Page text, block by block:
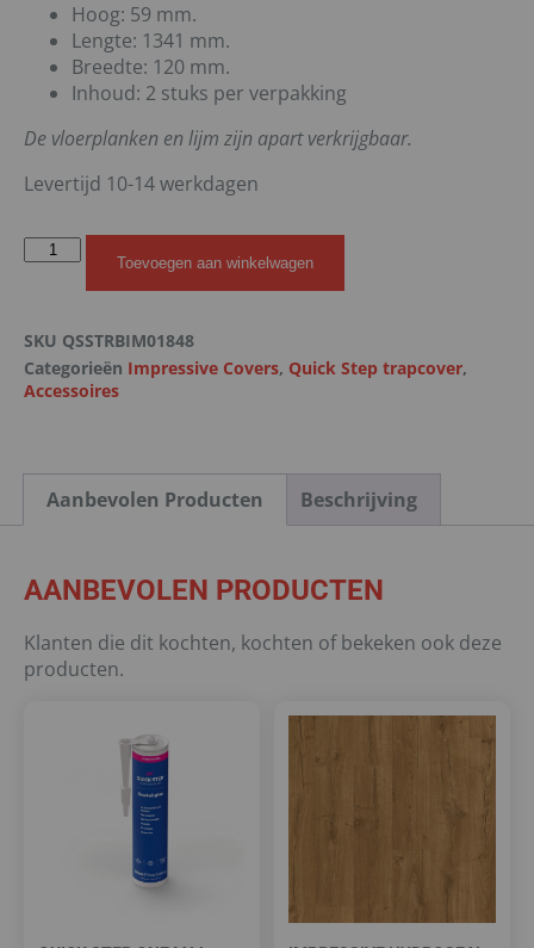
Hoog: 59 mm.
Lengte: 1341 mm.
Breedte: 120 mm.
Inhoud: 2 stuks per verpakking
De vloerplanken en lijm zijn apart verkrijgbaar.
Levertijd 10-14 werkdagen
Toevoegen aan winkelwagen
SKU QSSTRBIM01848
Categorieën Impressive Covers, Quick Step trapcover,
Accessoires
Aanbevolen Producten Beschrijving
AANBEVOLEN PRODUCTEN
Klanten die dit kochten, kochten of bekeken ook deze
producten.